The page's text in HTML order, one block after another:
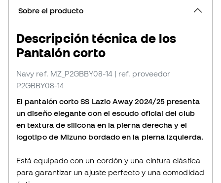
Sobre el producto
Descripción técnica de los
Pantalón corto
Navy ref. MZ_P2GBBY08-14 | ref. proveedor
P2GBBY08-14
El pantalón corto SS Lazio Away 2024/25 presenta
un diseño elegante con el escudo oficial del club
en textura de silicona en la pierna derecha y el
logotipo de Mizuno bordado en la pierna izquierda.
Está equipado con un cordón y una cintura elástica
para garantizar un ajuste perfecto y una comodidad